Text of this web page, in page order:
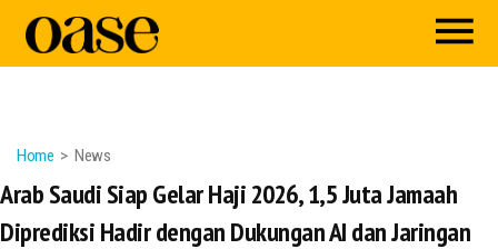
Home News
Arab Saudi Siap Gelar Haji 2026, 1,5 Juta Jamaah
Diprediksi Hadir dengan Dukungan AI dan Jaringan